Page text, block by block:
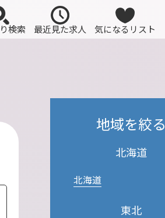
検索 最近見た求人 気になるリスト
地域を絞る
北海道
北海道
東北